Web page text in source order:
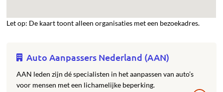
Let op: De kaart toont alleen organisaties met een bezoekadres.
Auto Aanpassers Nederland (AAN)
AAN leden zijn dé specialisten in het aanpassen van auto’s
voor mensen met een lichamelijke beperking.